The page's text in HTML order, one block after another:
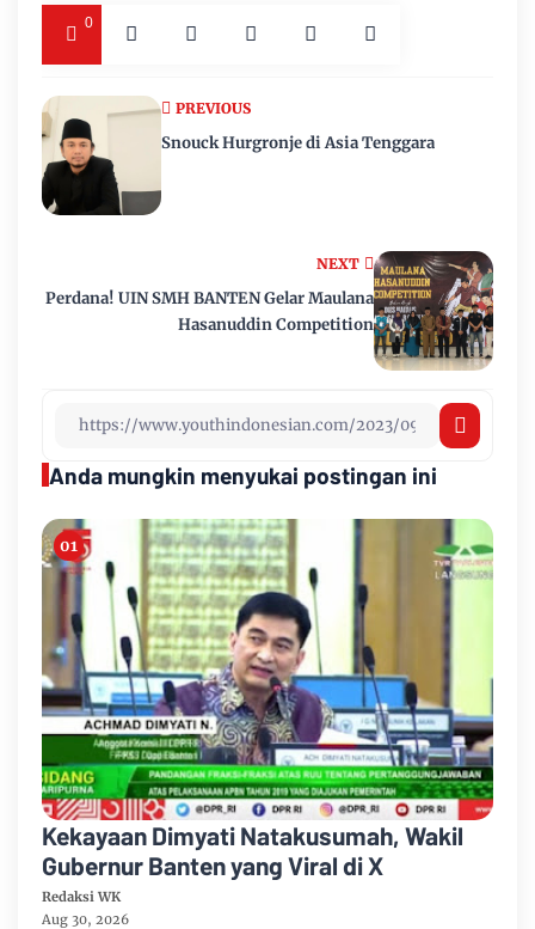
0
NEXT
Perdana! UIN SMH BANTEN Gelar Maulana
Hasanuddin Competition
PREVIOUS
Snouck Hurgronje di Asia Tenggara
Anda mungkin menyukai postingan ini
Kekayaan Dimyati Natakusumah, Wakil
Gubernur Banten yang Viral di X
Redaksi WK
Aug 30, 2026